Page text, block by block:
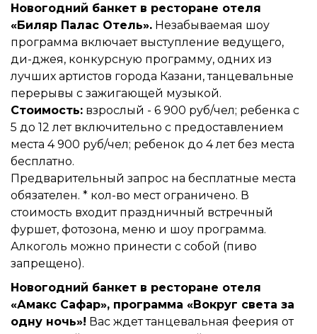
Новогодний банкет в ресторане отеля
«Биляр Палас Отель». Незабываемая шоу
программа включает выступление ведущего,
ди-джея, конкурсную программу, одних из
лучших артистов города Казани, танцевальные
перерывы с зажигающей музыкой.
Стоимость: взрослый - 6 900 руб/чел; ребенка с
5 до 12 лет включительно с предоставлением
места 4 900 руб/чел; ребенок до 4 лет без места
бесплатно.
Предварительный запрос на бесплатные места
обязателен. * кол-во мест ограничено. В
стоимость входит праздничный встречный
фуршет, фотозона, меню и шоу программа.
Алкоголь можно принести с собой (пиво
запрещено).
Новогодний банкет в ресторане отеля
«Амакс Сафар», программа «Вокруг света за
одну ночь»! Вас ждет танцевальная феерия от